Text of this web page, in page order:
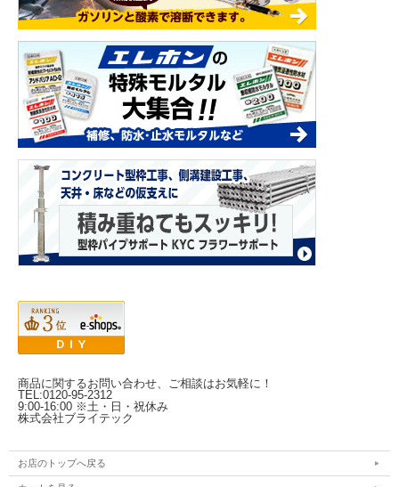
商品に関するお問い合わせ、ご相談はお気軽に！
TEL:0120-95-2312
9:00-16:00 ※土・日・祝休み
株式会社ブライテック
お店のトップへ戻る